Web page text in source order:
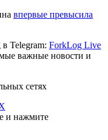
впервые превысила
Telegram: ForkLog Live
важные новости и
сетях
и нажмите